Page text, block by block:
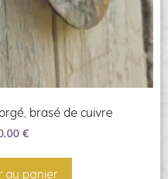
brasé de cuivre
€
au panier